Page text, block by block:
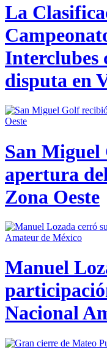
La
Interclubes
disputa en
San
apertura
Zona Oeste
Manuel
Nacional